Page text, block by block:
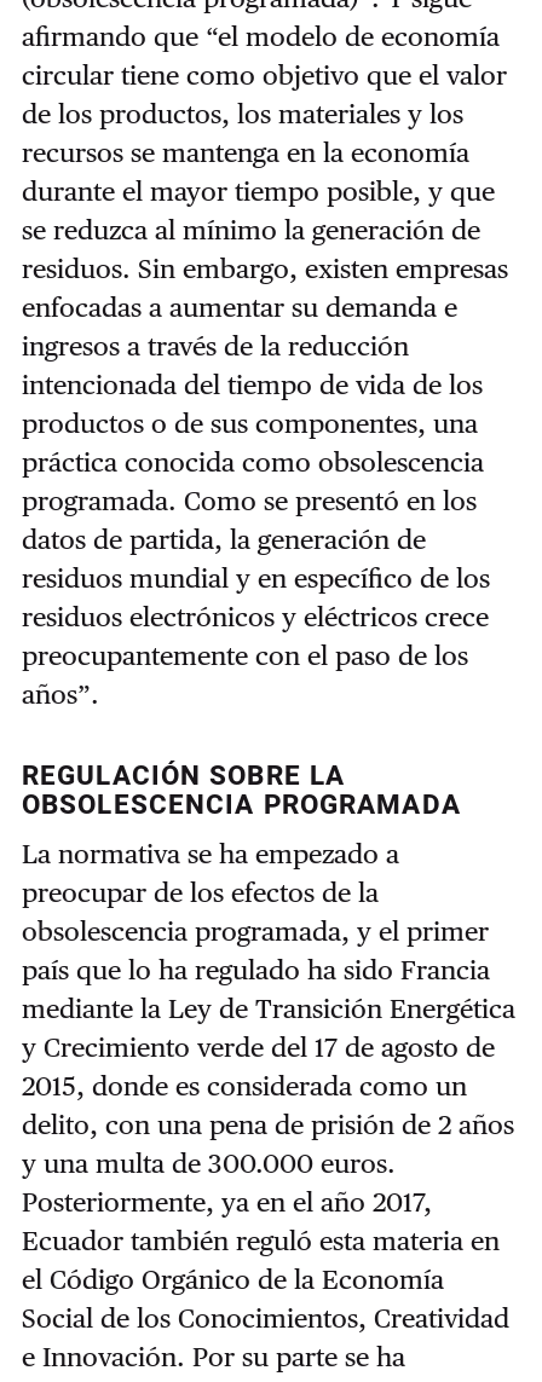
afirmando que “el modelo de economía
circular tiene como objetivo que el valor
de los productos, los materiales y los
recursos se mantenga en la economía
durante el mayor tiempo posible, y que
se reduzca al mínimo la generación de
residuos. Sin embargo, existen empresas
enfocadas a aumentar su demanda e
ingresos a través de la reducción
intencionada del tiempo de vida de los
productos o de sus componentes, una
práctica conocida como obsolescencia
programada. Como se presentó en los
datos de partida, la generación de
residuos mundial y en específico de los
residuos electrónicos y eléctricos crece
preocupantemente con el paso de los
años”.
REGULACIÓN SOBRE LA
OBSOLESCENCIA PROGRAMADA
La normativa se ha empezado a
preocupar de los efectos de la
obsolescencia programada, y el primer
país que lo ha regulado ha sido Francia
mediante la Ley de Transición Energética
y Crecimiento verde del 17 de agosto de
2015, donde es considerada como un
delito, con una pena de prisión de 2 años
y una multa de 300.000 euros.
Posteriormente, ya en el año 2017,
Ecuador también reguló esta materia en
el Código Orgánico de la Economía
Social de los Conocimientos, Creatividad
e Innovación. Por su parte se ha